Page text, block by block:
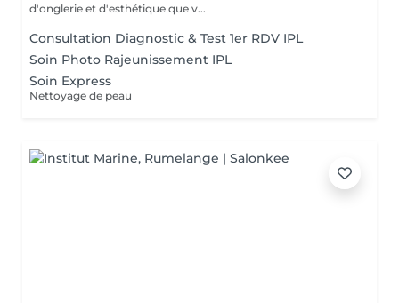
d'onglerie et d'esthétique que v...
Consultation Diagnostic & Test 1er RDV IPL
Soin Photo Rajeunissement IPL
Soin Express
Nettoyage de peau